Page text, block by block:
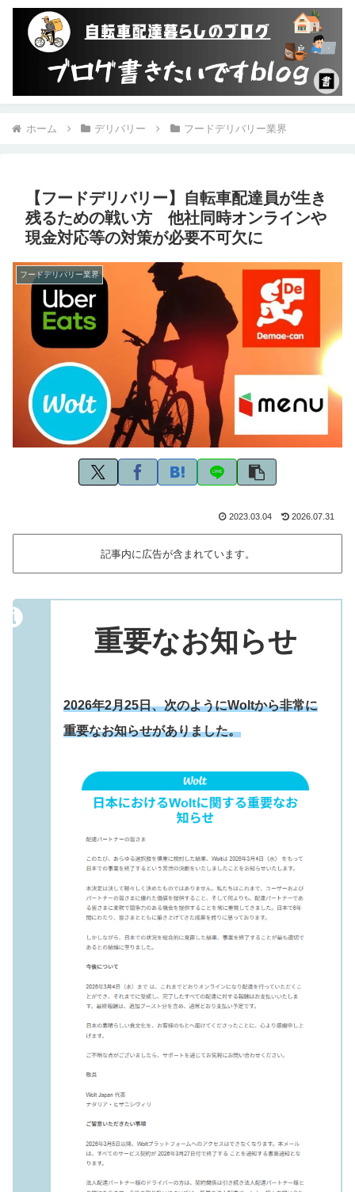
ホーム デリバリー フードデリバリー業界
【フードデリバリー】自転車配達員が生き
残るための戦い方 他社同時オンラインや
現金対応等の対策が必要不可欠に
フードデリバリー業界
2023.03.04 2026.07.31
記事内に広告が含まれています。
重要なお知らせ
2026年2月25日、次のようにWoltから非常に
重要なお知らせがありました。